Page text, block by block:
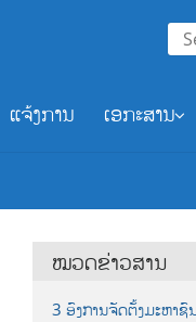
for:
ແຈ້ງການ ເອກະສານ
ໝວດຂ່າວສານ
3 ອົງການຈັດຕັ້ງມະຫາຊົ